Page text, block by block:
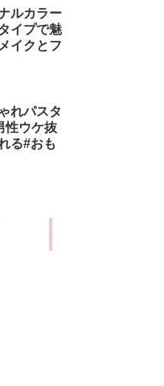
ルカラー
イプで魅
イクとフ
れパスタ
性ウケ抜
る#おも